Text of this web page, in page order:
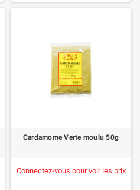
Cardamome Verte moulu 50g
Connectez-vous pour voir les prix